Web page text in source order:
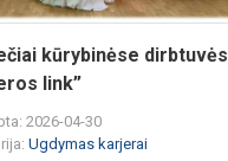
kūrybinėse dirbtuvės
link”
2026-04-30
Ugdymas karjerai